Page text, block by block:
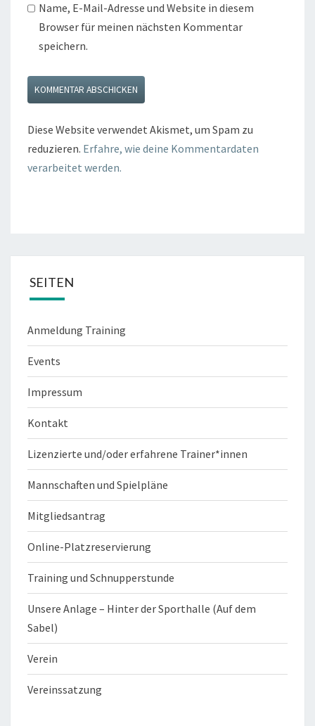
Name, E-Mail-Adresse und Website in diesem
Browser für meinen nächsten Kommentar
speichern.
Diese Website verwendet Akismet, um Spam zu
reduzieren. Erfahre, wie deine Kommentardaten
verarbeitet werden.
SEITEN
Anmeldung Training
Events
Impressum
Kontakt
Lizenzierte und/oder erfahrene Trainer*innen
Mannschaften und Spielpläne
Mitgliedsantrag
Online-Platzreservierung
Training und Schnupperstunde
Unsere Anlage – Hinter der Sporthalle (Auf dem
Sabel)
Verein
Vereinssatzung